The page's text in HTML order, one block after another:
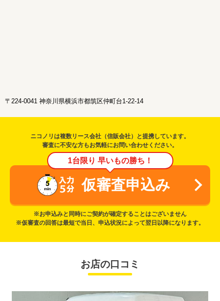
〒224-0041 神奈川県横浜市都筑区仲町台1-22-14
ニコノリは複数リース会社（信販会社）と提携しています。
審査に不安な方もお気軽にお問い合わせください。
1台限り 早いもの勝ち！
仮審査申込み
※お申込みと同時にご契約が確定することはございません
※仮審査の回答は最短で当日、申込状況によって翌日以降になります。
お店の口コミ